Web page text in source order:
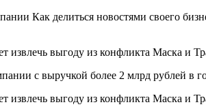
Как делиться новостями своего
с выручкой более 2 млрд рублей в